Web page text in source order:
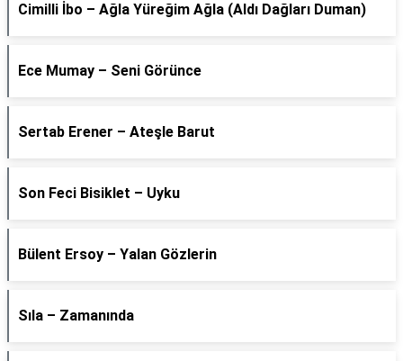
Cimilli İbo – Ağla Yüreğim Ağla (Aldı Dağları Duman)
Ece Mumay – Seni Görünce
Sertab Erener – Ateşle Barut
Son Feci Bisiklet – Uyku
Bülent Ersoy – Yalan Gözlerin
Sıla – Zamanında